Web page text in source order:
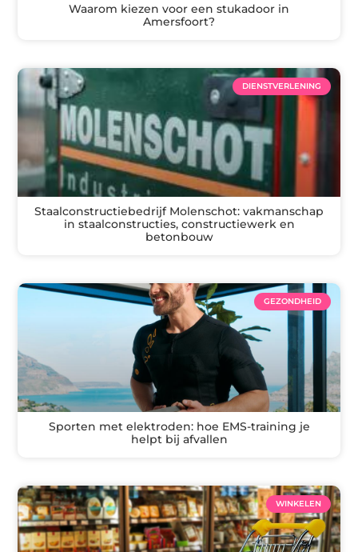
Waarom kiezen voor een stukadoor in
Amersfoort?
DIENSTVERLENING
Staalconstructiebedrijf Molenschot: vakmanschap
in staalconstructies, constructiewerk en
betonbouw
GEZONDHEID
Sporten met elektroden: hoe EMS-training je
helpt bij afvallen
WINKELEN